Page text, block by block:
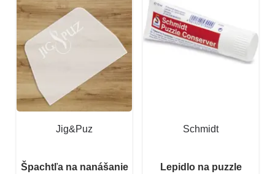
Jig&Puz
Špachtľa na nanášanie
Schmidt
Lepidlo na puzzle